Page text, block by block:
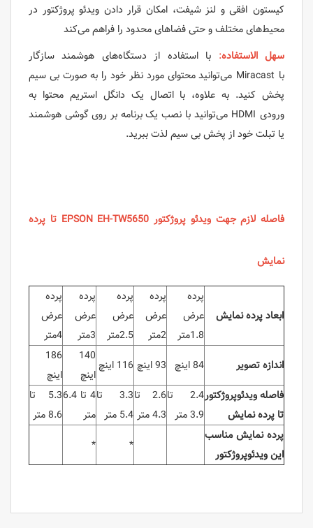
کیستون افقی و لنز شیفت، امکان قرار دادن ویدئو پروژکتور در
محیط‌های مختلف و حتی فضاهای محدود را فراهم می‌کند
سهل الاستفاده: با استفاده از دستگاه‌های هوشمند سازگار
با Miracast می‌توانید محتوای مورد نظر خود را به صورت بی سیم
پخش کنید. به علاوه، با اتصال یک دانگل استریم محتوا به
ورودی HDMI می‌توانید با نصب یک برنامه بر روی گوشی هوشمند
یا تبلت خود از پخش بی سیم لذت ببرید.
فاصله لازم جهت ویدئو پروژکتور EPSON EH-TW5650 تا پرده
نمایش
ابعاد پرده نمایش
پرده
عرض
1.8متر
پرده
عرض
2متر
پرده
عرض
2.5متر
پرده
عرض
3متر
پرده
عرض
4متر
اندازه تصویر
84 اینچ 93 اینچ 116 اینچ
140
اینچ
186
اینچ
فاصله ویدئوپروژکتور
تا پرده نمایش
2.4 تا
3.9 متر
2.6 تا
4.3 متر
3.3 تا
5.4 متر
4 تا 6.4
متر
5.3 تا
8.6 متر
پرده نمایش مناسب
این ویدئوپروژکتور
*
*